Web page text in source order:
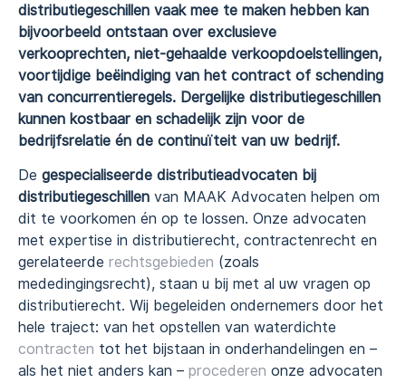
distributiegeschillen vaak mee te maken hebben kan
bijvoorbeeld ontstaan over exclusieve
verkooprechten, niet-gehaalde verkoopdoelstellingen,
voortijdige beëindiging van het contract of schending
van concurrentieregels. Dergelijke distributiegeschillen
kunnen kostbaar en schadelijk zijn voor de
bedrijfsrelatie én de continuïteit van uw bedrijf.
De gespecialiseerde distributieadvocaten bij
distributiegeschillen van MAAK Advocaten helpen om
dit te voorkomen én op te lossen. Onze advocaten
met expertise in distributierecht, contractenrecht en
gerelateerde rechtsgebieden (zoals
mededingingsrecht), staan u bij met al uw vragen op
distributierecht. Wij begeleiden ondernemers door het
hele traject: van het opstellen van waterdichte
contracten tot het bijstaan in onderhandelingen en –
als het niet anders kan – procederen onze advocaten